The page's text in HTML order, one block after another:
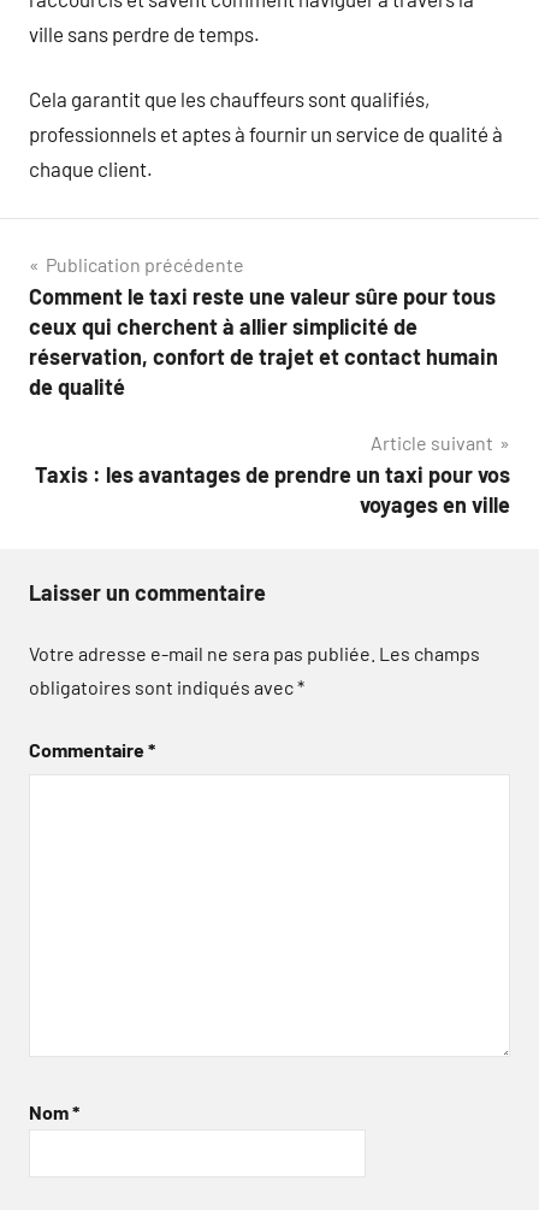
ville sans perdre de temps.
Cela garantit que les chauffeurs sont qualifiés,
professionnels et aptes à fournir un service de qualité à
chaque client.
Navigation
de
l’article
Publication précédente
Comment le taxi reste une valeur sûre pour tous
ceux qui cherchent à allier simplicité de
réservation, confort de trajet et contact humain
de qualité
Article suivant
Taxis : les avantages de prendre un taxi pour vos
voyages en ville
Laisser un commentaire
Votre adresse e-mail ne sera pas publiée. Les champs
obligatoires sont indiqués avec*
Commentaire*
Nom*